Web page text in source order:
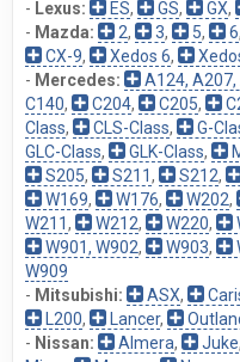
- Lexus: ES, GS, GX,
- Mazda: 2, 3, 5, 6,
CX-9, Xedos 6,
- Mercedes: A124, A207,
C140, C204, C205,
Class, CLS-Class, G-
GLC-Class, GLK-Class,
S205, S211, S212,
W169, W176, W202,
W211, W212, W220,
W901, W902, W903,
W909
- Mitsubishi: ASX,
L200, Lancer,
- Nissan: Almera, Juke,